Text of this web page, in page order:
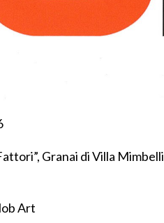
Granai di Villa Mimbelli
Art